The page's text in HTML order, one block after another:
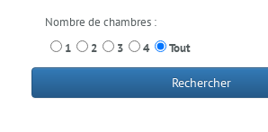
Nombre de chambres :
1
2 3 4 Tout
Rechercher